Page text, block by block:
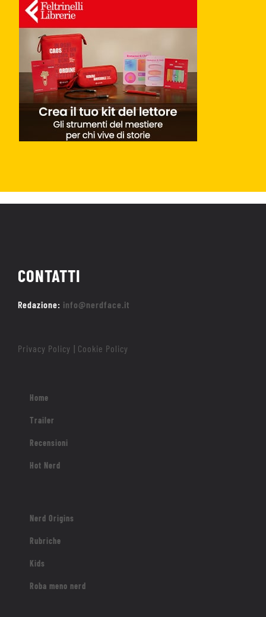
CONTATTI
Redazione: info@nerdface.it
Privacy Policy | Cookie Policy
Home
Trailer
Recensioni
Hot Nerd
Nerd Origins
Rubriche
Kids
Roba meno nerd